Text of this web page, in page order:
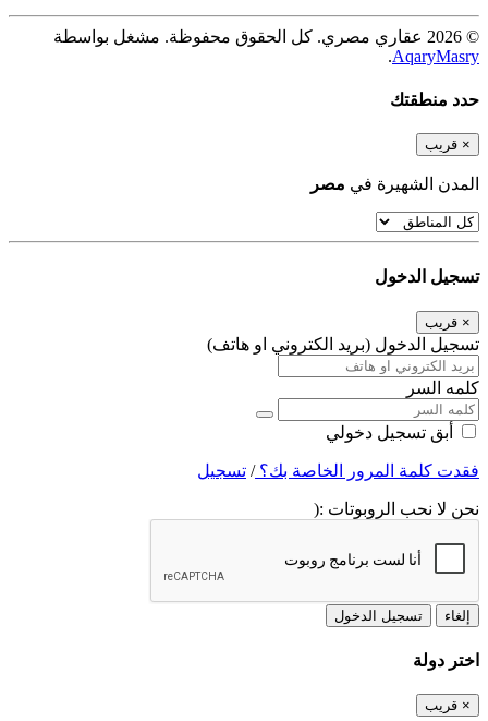
© 2026 عقاري مصري. كل الحقوق محفوظة. مشغل بواسطة
AqaryMasry
.
حدد منطقتك
× قريب
المدن الشهيرة في مصر
تسجيل الدخول
× قريب
تسجيل الدخول (بريد الكتروني او هاتف)
كلمه السر
أبق تسجيل دخولي
فقدت كلمة المرور الخاصة بك؟/ تسجيل
نحن لا نحب الروبوتات :(
إلغاء تسجيل الدخول
اختر دولة
× قريب